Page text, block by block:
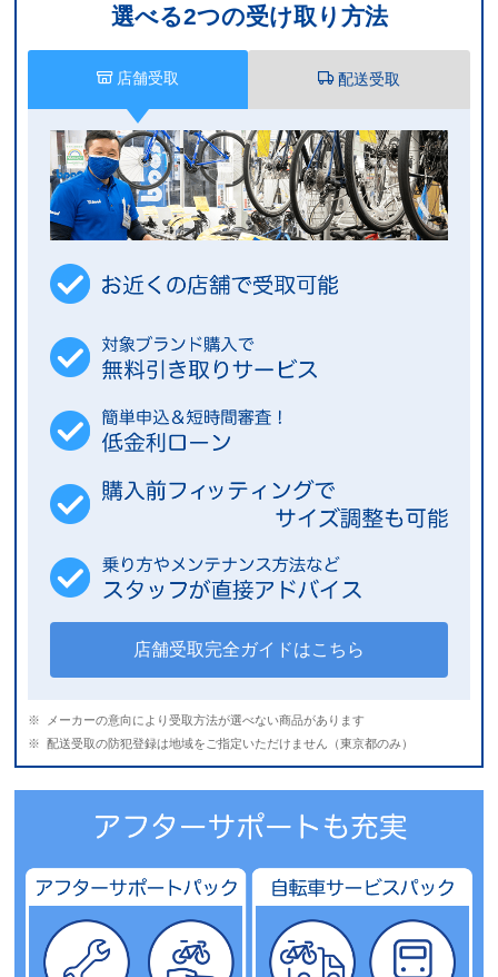
選べる2つの受け取り方法
店舗受取 配送受取
店舗受取完全ガイドはこちら
メーカーの意向により受取方法が選べない商品があります
配送受取の防犯登録は地域をご指定いただけません（東京都のみ）